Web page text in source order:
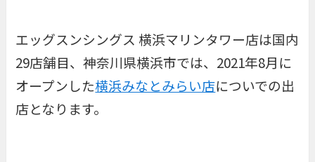
エッグスンシングス 横浜マリンタワー店は国内
29店舗目、神奈川県横浜市では、2021年8月に
オープンした横浜みなとみらい店についでの出
店となります。